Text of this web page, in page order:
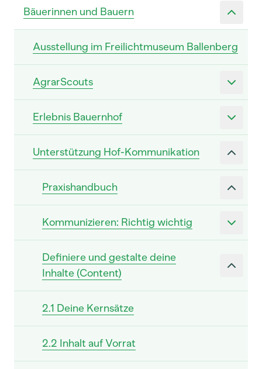
Bäuerinnen und Bauern
Ausstellung im Freilichtmuseum Ballenberg
AgrarScouts
Erlebnis Bauernhof
Unterstützung Hof-Kommunikation
Praxishandbuch
Kommunizieren: Richtig wichtig
Definiere und gestalte deine
Inhalte (Content)
2.1 Deine Kernsätze
2.2 Inhalt auf Vorrat